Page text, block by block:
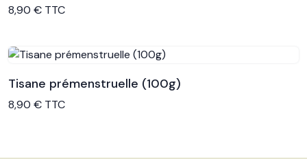
Voir le produit
8,90 € TTC
Voir le produit
Tisane prémenstruelle (100g)
8,90 € TTC